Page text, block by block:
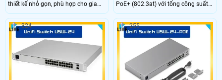
thiết kế nhỏ gọn, phù hợp cho gia
đình hoặc văn phòng nhỏ. Thiết bị
dễ dàng triển khai ở mọi không gian,
hỗ trợ quản lý qua UniFi Controller,
giúp mở rộng mạng nhanh chóng,
tiện lợi mà vẫn đảm bảo hiệu năng
ổn định
PoE+ (802.3at) với tổng công suất
PoE lên đến 42W. Ngoài ra, thiết bị
còn tích hợp 2 cổng SFP cho kết nối
uplink tốc độ cao. Quản lý hoàn
toàn thông qua phần mềm UniFi
Controller, hỗ trợ giám sát thời gian
thực và cấu hình dễ dàng.
324 255